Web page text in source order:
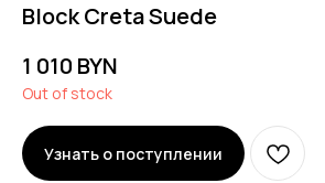
Block Creta Suede
1 010 BYN
Out of stock
Узнать о поступлении